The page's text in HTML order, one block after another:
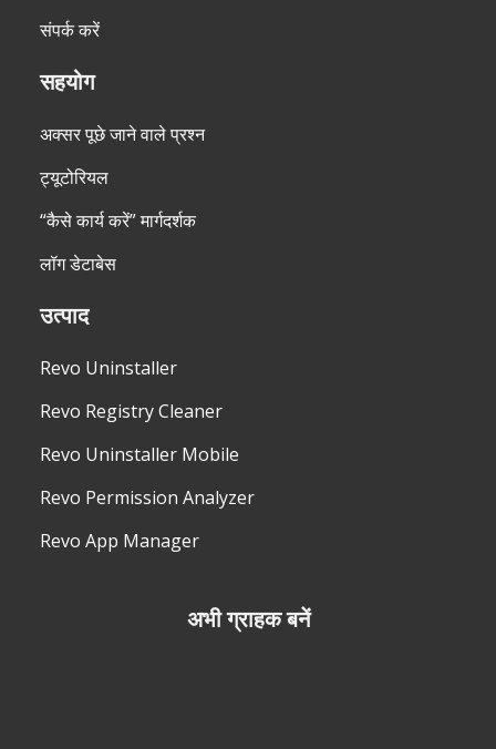
संपर्क करें
सहयोग
अक्सर पूछे जाने वाले प्रश्न
ट्यूटोरियल
“कैसे कार्य करें” मार्गदर्शक
लॉग डेटाबेस
उत्पाद
Revo Uninstaller
Revo Registry Cleaner
Revo Uninstaller Mobile
Revo Permission Analyzer
Revo App Manager
अभी ग्राहक बनें